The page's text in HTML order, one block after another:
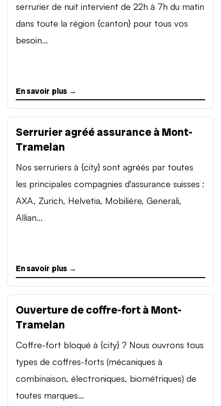
serrurier de nuit intervient de 22h à 7h du matin
dans toute la région {canton} pour tous vos
besoin...
En savoir plus →
Serrurier agréé assurance à Mont-
Tramelan
Nos serruriers à {city} sont agréés par toutes
les principales compagnies d'assurance suisses :
AXA, Zurich, Helvetia, Mobilière, Generali,
Allian...
En savoir plus →
Ouverture de coffre-fort à Mont-
Tramelan
Coffre-fort bloqué à {city} ? Nous ouvrons tous
types de coffres-forts (mécaniques à
combinaison, électroniques, biométriques) de
toutes marques...